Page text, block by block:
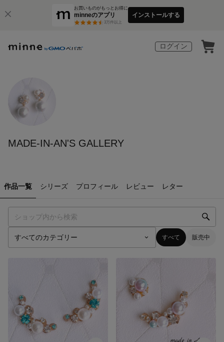
お買いものがもっとお得に
minneのアプリ
3万件以上
インストールする
ログイン
MADE-IN-AN'S GALLERY
作品一覧 シリーズ プロフィール レビュー レター
すべて 販売中